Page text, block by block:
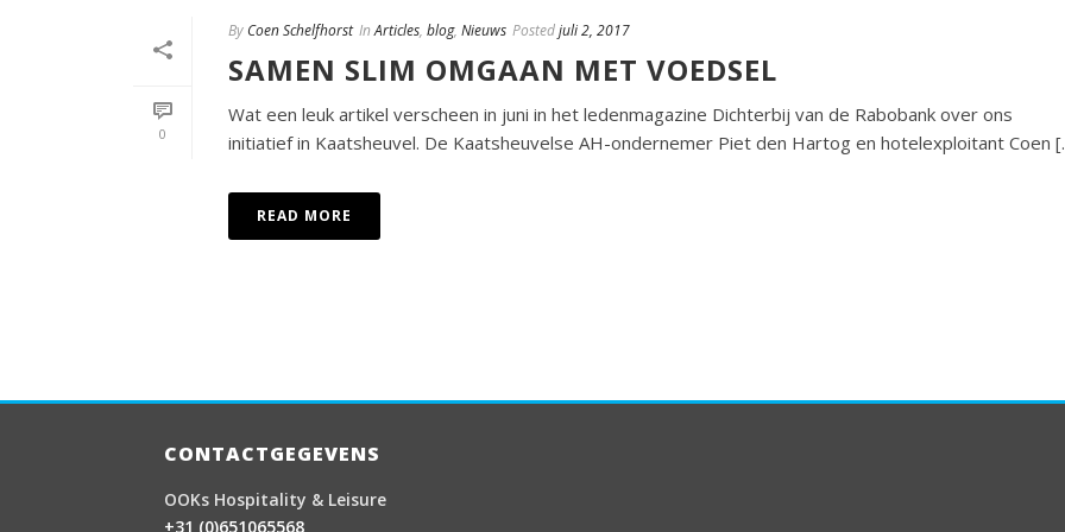
0
By Coen Schelfhorst In Articles, blog, Nieuws Postedjuli 2, 2017
SAMEN SLIM OMGAAN MET VOEDSEL
Wat een leuk artikel verscheen in juni in het ledenmagazine Dichterbij van de Rabobank over ons
initiatief in Kaatsheuvel. De Kaatsheuvelse AH-ondernemer Piet den Hartog en hotelexploitant Coen
READ MORE
CONTACTGEGEVENS
OOKs Hospitality & Leisure
+31 (0)651065568